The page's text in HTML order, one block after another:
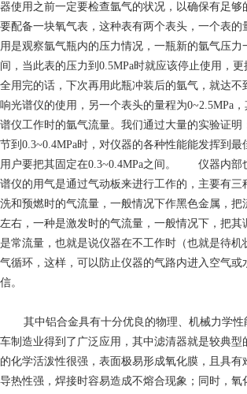
器使用之前一定要检查氩气的状况，以确保有足够
要配备一块氧气表，这种表有两个表头，一个表的
用是观察氩气瓶内的压力情况，一瓶新的氩气压力
间，当此表的压力到0.5MPa时就应该停止使用，
全用完的话，下次再用此瓶冲装后的氩气，就达不
响光谱仪的使用，另一个表头的量程为0~2.5MPa
谱仪工作时的氩气流量。我们通过大量的实验证明
节到0.3~0.4MPa时，对仪器的各种性能能发挥到
用户要把其固定在0.3~0.4MPa之间。 仪器内部
谱仪的用气是通过气动板来进行工作的，主要有三
洗和预燃时的气流量，一般情况下作黑色金属，把
左右，一种是激发时的气流量，一般情况下，把其
是常流量，也就是说仪器在不工作时（也就是待机
气循环，这样，可以防止仪器的气路内进入空气或
信。
其中铝合金具有十分优良的物理、机械力学
车制造业得到了广泛应用，其中滤清器就是较典型
的化学活泼性很强，表面极易形成氧化膜，且具有
导热性强，焊接时容易造成不熔合现象；同时，氧